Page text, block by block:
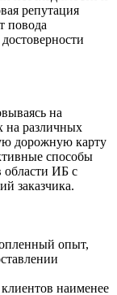
репутация
повода
на
на различных
дорожную карту
способы
области ИБ с
заказчика.
опыт,
наименее